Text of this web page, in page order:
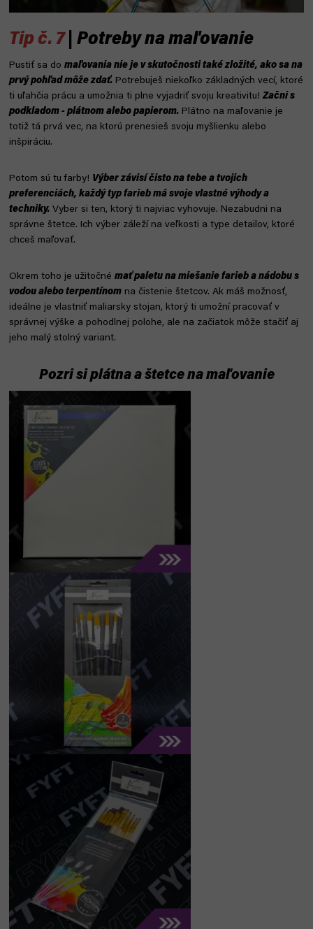
Tip č. 7| Potreby na maľovanie
Pustiť sa do maľovania nie je v skutočnosti také zložité, ako sa na
prvý pohľad môže zdať. Potrebuješ niekoľko základných vecí, ktoré
ti uľahčia prácu a umožnia ti plne vyjadriť svoju kreativitu! Začni s
podkladom - plátnom alebo papierom. Plátno na maľovanie je
totiž tá prvá vec, na ktorú prenesieš svoju myšlienku alebo
inšpiráciu.
Potom sú tu farby! Výber závisí čisto na tebe a tvojich
preferenciách, každý typ farieb má svoje vlastné výhody a
techniky. Vyber si ten, ktorý ti najviac vyhovuje. Nezabudni na
správne štetce. Ich výber záleží na veľkosti a type detailov, ktoré
chceš maľovať.
Okrem toho je užitočné mať paletu na miešanie farieb a nádobu s
vodou alebo terpentínom na čistenie štetcov. Ak máš možnosť,
ideálne je vlastniť maliarsky stojan, ktorý ti umožní pracovať v
správnej výške a pohodlnej polohe, ale na začiatok môže stačiť aj
jeho malý stolný variant.
Pozri si plátna a štetce na maľovanie